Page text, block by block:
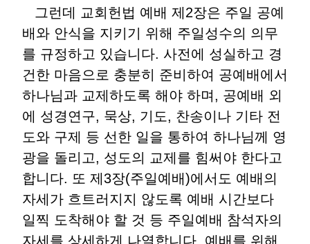
그런데 교회헌법 예배 제2장은 주일 공예
배와 안식을 지키기 위해 주일성수의 의무
를 규정하고 있습니다. 사전에 성실하고 경
건한 마음으로 충분히 준비하여 공예배에서
하나님과 교제하도록 해야 하며, 공예배 외
에 성경연구, 묵상, 기도, 찬송이나 기타 전
도와 구제 등 선한 일을 통하여 하나님께 영
광을 돌리고, 성도의 교제를 힘써야 한다고
합니다. 또 제3장(주일예배)에서도 예배의
자세가 흐트러지지 않도록 예배 시간보다
일찍 도착해야 할 것 등 주일예배 참석자의
자세를 상세하게 나열합니다. 예배를 위해